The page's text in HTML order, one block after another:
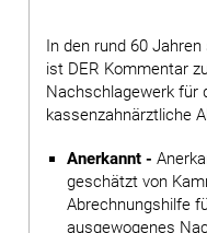
In den rund 60
ist DER Kommentar
Nachschlagewerk für
kassenzahnärztliche
Anerkannt -
geschätzt von
Abrechnungshilfe
ausgewogenes